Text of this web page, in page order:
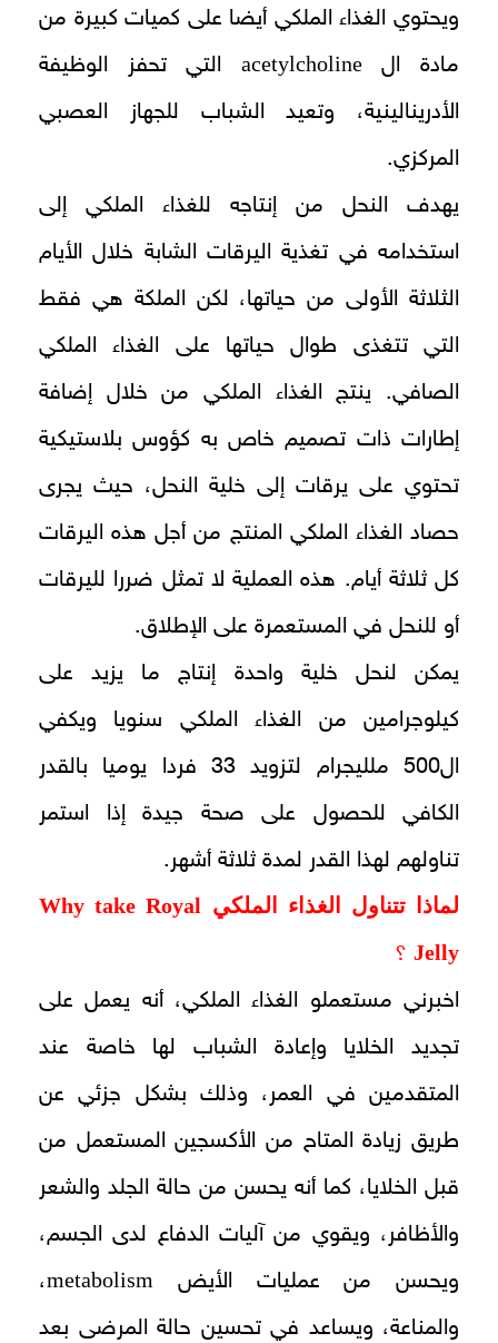
ويحتوي الغذاء الملكي أيضا على كميات كبيرة من
مادة الacetylcholine التي تحفز الوظيفة
الأدرينالينية، وتعيد الشباب للجهاز العصبي
المركزي.
يهدف النحل من إنتاجه للغذاء الملكي إلى
استخدامه في تغذية اليرقات الشابة خلال الأيام
الثلاثة الأولى من حياتها، لكن الملكة هي فقط
التي تتغذى طوال حياتها على الغذاء الملكي
الصافي. ينتج الغذاء الملكي من خلال إضافة
إطارات ذات تصميم خاص به كؤوس بلاستيكية
تحتوي على يرقات إلى خلية النحل، حيث يجرى
حصاد الغذاء الملكي المنتج من أجل هذه اليرقات
كل ثلاثة أيام. هذه العملية لا تمثل ضررا لليرقات
أو للنحل في المستعمرة على الإطلاق.
يمكن لنحل خلية واحدة إنتاج ما يزيد على
كيلوجرامين من الغذاء الملكي سنويا ويكفي
ال500 ملليجرام لتزويد 33 فردا يوميا بالقدر
الكافي للحصول على صحة جيدة إذا استمر
تناولهم لهذا القدر لمدة ثلاثة أشهر.
لماذا تتناول الغذاء الملكي Why take Royal
Jelly ؟
اخبرني مستعملو الغذاء الملكي، أنه يعمل على
تجديد الخلايا وإعادة الشباب لها خاصة عند
المتقدمين في العمر، وذلك بشكل جزئي عن
طريق زيادة المتاح من الأكسجين المستعمل من
قبل الخلايا، كما أنه يحسن من حالة الجلد والشعر
والأظافر، ويقوي من آليات الدفاع لدى الجسم،
ويحسن من عمليات الأيض
metabolism،
والمناعة، ويساعد في تحسين حالة المرضى بعد